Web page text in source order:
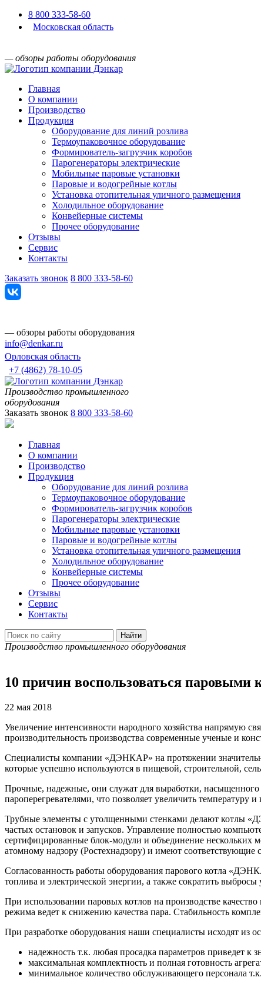
8 800 333-58-60
Московская область
— обзоры работы оборудования
Главная
О компании
Производство
Продукция
Оборудование для линий розлива
Термоупаковочное оборудование
Формирователь-загрузчик коробов
Парогенераторы электрические
Мобильные паровые установки
Паровые и водогрейные котлы
Установка отопительная уличного размещения
Холодильное оборудование
Конвейерные системы
Прочее оборудование
Отзывы
Сервис
Контакты
Заказать звонок 8 800 333-58-60
— обзоры работы оборудования
info@denkar.ru
Орловская область
+7 (4862) 78-10-05
Производство промышленного
оборудования
Заказать звонок 8 800 333-58-60
Главная
О компании
Производство
Продукция
Оборудование для линий розлива
Термоупаковочное оборудование
Формирователь-загрузчик коробов
Парогенераторы электрические
Мобильные паровые установки
Паровые и водогрейные котлы
Установка отопительная уличного размещения
Холодильное оборудование
Конвейерные системы
Прочее оборудование
Отзывы
Сервис
Контакты
Производство промышленного оборудования
10 причин воспользоваться
22 мая 2018
Увеличение интенсивности народного хозяйства напрямую
производительность производства современные ученые и
Специалисты компании «ДЭНКАР» на протяжении
которые успешно используются в пищевой, строительной,
Прочные, надежные, они служат для выработки, насыщенного
пароперегревателями, что позволяет увеличить температуру
Трубные элементы с утолщенными стенками делают котлы
частых остановок и запусков. Управление полностью
сертифицированные блок-модули и объединение нескольких
атомному надзору (Ростехнадзору) и имеют соответствующие
Согласованность работы оборудования парового котла
топлива и электрической энергии, а также сократить выбросы
При использовании паровых котлов на производстве
режима ведет к снижению качества пара. Стабильность
При разработке оборудования наши специалисты исходят из
надежность т.к. любая просадка параметров приведет к
максимальная комплектность и полная готовность
минимальное количество обслуживающего персонала